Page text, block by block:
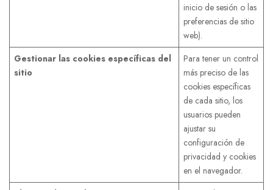
inicio de sesión o las
preferencias de sitio
web).
Gestionar las cookies específicas del
sitio
Para tener un control
más preciso de las
cookies específicas
de cada sitio, los
usuarios pueden
ajustar su
configuración de
privacidad y cookies
en el navegador.